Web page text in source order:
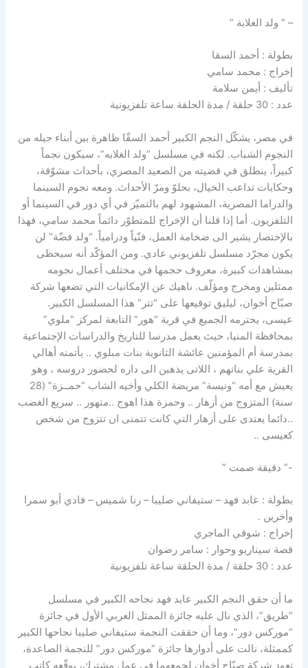
– ” ولد الغلابة ”
بطولة : أحمد السقا
إخراج : محمد سامي
تأليف : أيمن سلامة
عدد : 30 حلقة / مدة الحلقة ساعة تلفزيونية
في مصر، يشكّل النجم الكبير أحمد السقّا ظاهرة بين أبناء جيله من
النجوم الشباب. لكنه في مسلسل “ولد الغلابه”، سيكون نجماً
كبيراً، ينطلق في قضيته من الصعيد المصري، بأحداث مشوّقة،
وحكايات تداعب الخيال، بحلوّ ومرّ الأحداث. ومعه نجوم السينما
والدراما المصرية، المشهود لهم بالتميّز في أي دور في السينما أو
التلفزيون. أما إذا قلنا أن الإخراج للمتطوّر دائماً محمد سامي، فهذا
بالإختصار يشير الى ضخامة العمل، فنّياً ودرامياً. “ولد فضّة” لن
يكون مجرّد مسلسل تلفزيوني عادي. ومن المؤكّد أنه سيحظى
بمشاهدات كبيرة، معروف حجمها في مختلف أعمال نجومه
ممثلين ومخرج ومؤلّف. ناهيك عن الإمكانيات التي تضعها شركة
صبّاح أخوان، ليليق توقيعها على “تتر” هذا المسلسل الكبير.
عيسى، يحترمه الجميع في قرية “هور” التابعة لمركز “ملوي”
بمحافظة المنيا، حيث يعمل مدرسا للتاريخ والدراسات الإجتماعية
بمدرسة أم المؤمنين عائشة الثانوية بنات مبلوي .. يأتمنه أهالي
القرية علي بناتهم ، اللاتى يذهبن الى داره لحضور دروسه ، وهو
يعيش مع أمه “ونيسة” مريضة الكلي وأخيه الشاب “حمــزة” (28
سنة) المتزوج من أزهار .. وحمزة هذا اهوج ..متهور .. سريع الغضب
..دائما يعتدى على أزهار التي كانت تتمنى ان تتزوج من شخص
كعيسى ..
-” دقيقة صمت ”
بطولة : عابد فهد – ستيفاني صليبا – رنا شميس – فادي أبو سمرا
وأخرين .
إخراج : شوقي الماجري
قصة سيناريو وحوار : سامر رضوان
عدد : 30 حلقة / مدة الحلقة ساعة تلفزيونية
ما أن حقق النجم الكبير عابد فهد نجاحه الكبير في مسلسل
“طريق”، الذي نال عليه جائزة الممثل العربي الأول في جائزة
“موركس دور”، وما أن حققت النجمة ستيفاني صليبا نجاحها الكبير
كممثلة، نالت على أدوارها جائزة “موركس دور” للنجمة الصاعدة،
تعود شركة صبّاح أخوان لجمعهما في عمل مشترك، يوقّعه كاتب